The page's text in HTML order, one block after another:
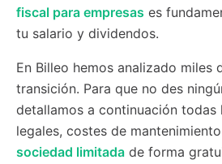
fiscal para empresas es
tu salario y dividendos.
En Billeo hemos analizado miles
transición. Para que no des
detallamos a continuación todas
legales, costes de
sociedad limitada de forma